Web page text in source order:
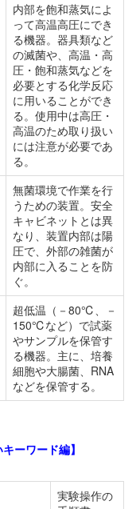
内部を飽和蒸気によ
って高温高圧にでき
る機器。器具類など
の滅菌や、高温・高
圧・飽和蒸気などを
必要とする化学反応
に用いることができ
る。使用中は高圧・
高温のため取り扱い
には注意が必要であ
る。
無菌環境で作業を行
うための装置。安全
キャビネットとは異
なり、装置内部は陽
圧で、外部の雑菌が
内部に入ることを防
ぐ。
超低温（－80℃、－
150℃など）で試薬
やサンプルを保管す
る機器。主に、培養
細胞や大腸菌、RNA
などを保管する。
ーワード編】
実験操作の